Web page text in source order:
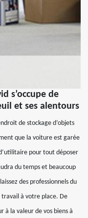
s’occupe de
et ses alentours
de stockage d’objets
que la voiture est garée
pour tout déposer
du temps et beaucoup
des professionnels du
à votre place. De
à la valeur de vos biens à